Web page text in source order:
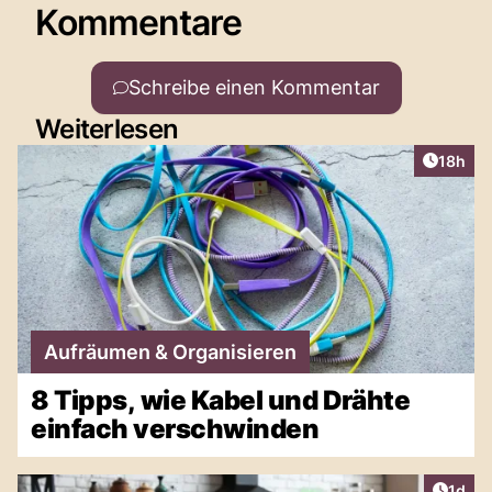
Kommentare
Schreibe einen Kommentar
Weiterlesen
Artikel
18h
Aufräumen & Organisieren
8 Tipps, wie Kabel und Drähte
einfach verschwinden